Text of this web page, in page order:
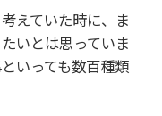
えていた時に、ま
いとは思っていま
いっても数百種類